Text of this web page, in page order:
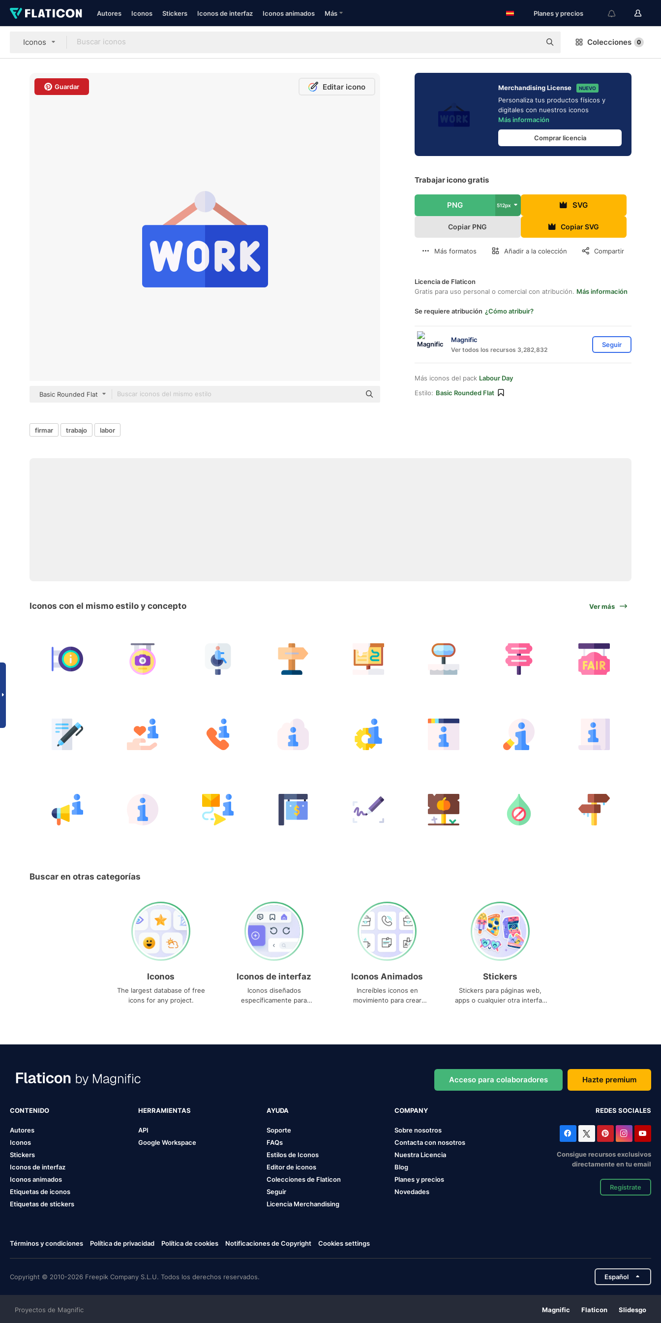
Autores Iconos Stickers Iconos de interfaz Iconos animados Más Planes y precios
Iconos Colecciones 0
Guardar Editar icono
Basic Rounded Flat
Merchandising License NUEVO
Personaliza tus productos físicos y
digitales con nuestros iconos
Más información
Comprar licencia
Trabajar icono gratis
PNG 512px SVG
Copiar PNG Copiar SVG
Más formatos Añadir a la colección Compartir
Licencia de Flaticon
Gratis para uso personal o comercial con atribución. Más información
Se requiere atribución ¿Cómo atribuir?
Magnific
Ver todos los recursos 3,282,832
Seguir
Más iconos del pack Labour Day
Estilo: Basic Rounded Flat
firmar trabajo labor
Iconos con el mismo estilo y concepto Ver más
Buscar en otras categorías
Iconos
The largest database of free
icons for any project.
Iconos de interfaz
Iconos diseñados
específicamente para
Iconos Animados
Increíbles iconos en
movimiento para crear
Stickers
Stickers para páginas web,
apps o cualquier otra interfaz
Acceso para colaboradores Hazte premium
CONTENIDO
Autores
Iconos
Stickers
Iconos de interfaz
Iconos animados
Etiquetas de iconos
Etiquetas de stickers
HERRAMIENTAS
API
Google Workspace
AYUDA
Soporte
FAQs
Estilos de Iconos
Editor de iconos
Colecciones de Flaticon
Seguir
Licencia Merchandising
COMPANY
Sobre nosotros
Contacta con nosotros
Nuestra Licencia
Blog
Planes y precios
Novedades
REDES SOCIALES
Consigue recursos exclusivos
directamente en tu email
Regístrate
Términos y condiciones Política de privacidad Política de cookies Notificaciones de Copyright Cookies settings
Copyright © 2010-2026 Freepik Company S.L.U. Todos los derechos reservados. Español
Proyectos de Magnific Magnific Flaticon Slidesgo